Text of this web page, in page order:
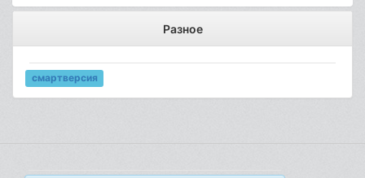
Разное
смартверсия